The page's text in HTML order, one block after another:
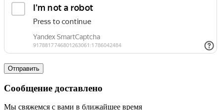
Отправить
Сообщение доставлено
Мы свяжемся с вами в ближайшее время